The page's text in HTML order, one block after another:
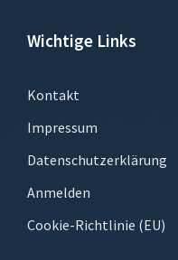
Wichtige Links
Kontakt
Impressum
Datenschutzerklärung
Anmelden
Cookie-Richtlinie (EU)